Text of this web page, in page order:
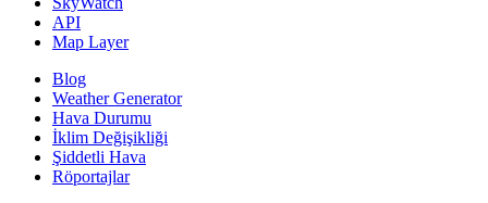
API
Map Layer
Blog
Weather Generator
Hava Durumu
İklim Değişikliği
Şiddetli Hava
Röportajlar